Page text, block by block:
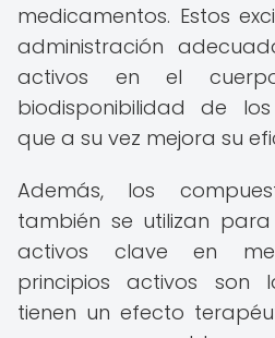
medicamentos. Estos
administración
activos en el
biodisponibilidad de
que a su vez mejora su
Además, los
también se utilizan para
activos clave en
principios activos son
tienen un efecto